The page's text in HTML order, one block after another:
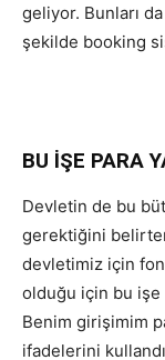
geliyor. Bunları
şekilde booking
BU İŞE PARA
Devletin de bu
gerektiğini
devletimiz için
olduğu için bu işe
Benim girişimim
ifadelerini